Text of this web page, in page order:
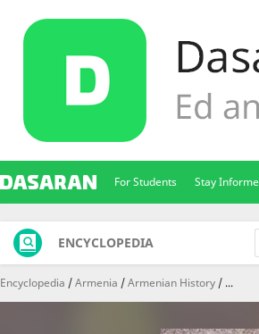
For Students Stay
ENCYCLOPEDIA
Encyclopedia Armenia Armenian History ...